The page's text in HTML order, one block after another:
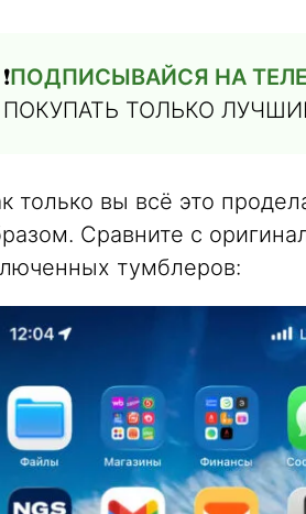
❗️ПОДПИСЫВАЙСЯ НА
ПОКУПАТЬ ТОЛЬКО
только вы всё это
Сравните с
тумблеров: